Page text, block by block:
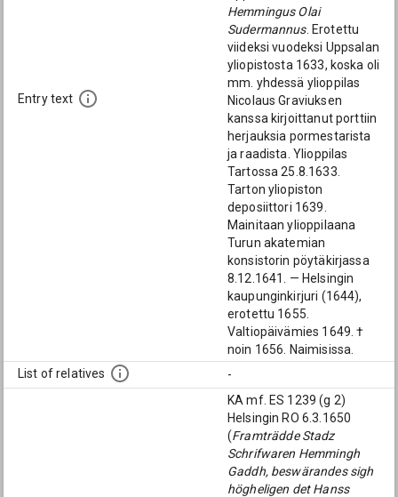
Entry text
Hemmingus Olai
Sudermannus. Erotettu
viideksi vuodeksi Uppsalan
yliopistosta 1633, koska oli
mm. yhdessä ylioppilas
Nicolaus Graviuksen
kanssa kirjoittanut porttiin
herjauksia pormestarista
ja raadista. Ylioppilas
Tartossa 25.8.1633.
Tarton yliopiston
deposiittori 1639.
Mainitaan ylioppilaana
Turun akatemian
konsistorin pöytäkirjassa
8.12.1641. — Helsingin
kaupunginkirjuri (1644),
erotettu 1655.
Valtiopäivämies 1649. †
noin 1656. Naimisissa.
List of relatives
-
KA mf. ES 1239 (g 2)
Helsingin RO 6.3.1650
(Framträdde Stadz
Schrifwaren Hemmingh
Gaddh, beswärandes sigh
högheligen det Hanss